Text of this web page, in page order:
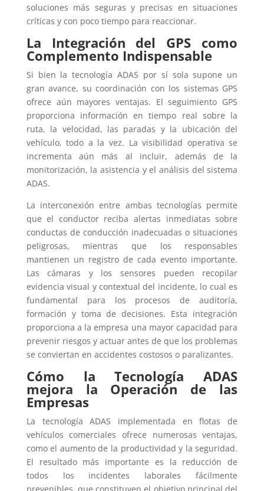
soluciones más seguras y precisas en situaciones
críticas y con poco tiempo para reaccionar.
La Integración del GPS como
Complemento Indispensable
Si bien la tecnología ADAS por sí sola supone un
gran avance, su coordinación con los sistemas GPS
ofrece aún mayores ventajas. El seguimiento GPS
proporciona información en tiempo real sobre la
ruta, la velocidad, las paradas y la ubicación del
vehículo, todo a la vez. La visibilidad operativa se
incrementa aún más al incluir, además de la
monitorización, la asistencia y el análisis del sistema
ADAS.
La interconexión entre ambas tecnologías permite
que el conductor reciba alertas inmediatas sobre
conductas de conducción inadecuadas o situaciones
peligrosas, mientras que los responsables
mantienen un registro de cada evento importante.
Las cámaras y los sensores pueden recopilar
evidencia visual y contextual del incidente, lo cual es
fundamental para los procesos de auditoría,
formación y toma de decisiones. Esta integración
proporciona a la empresa una mayor capacidad para
prevenir riesgos y actuar antes de que los problemas
se conviertan en accidentes costosos o paralizantes.
Cómo la Tecnología ADAS
mejora la Operación de las
Empresas
La tecnología ADAS implementada en flotas de
vehículos comerciales ofrece numerosas ventajas,
como el aumento de la productividad y la seguridad.
El resultado más importante es la reducción de
todos los incidentes laborales fácilmente
prevenibles, que constituyen el objetivo principal del